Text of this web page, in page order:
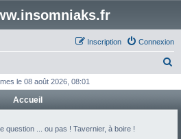
Connexion
Inscription
h
le 08 août 2026, 08:01
Accueil
question ... ou pas ! Tavernier, à boire !